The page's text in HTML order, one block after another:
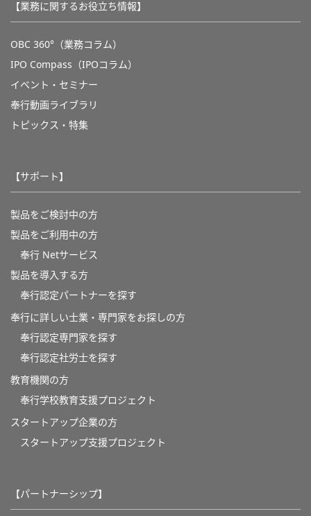
【業務に関するお役立ち情報】
OBC 360°（業務コラム）
IPO Compass（IPOコラム）
イベント・セミナー
奉行動画ライブラリ
トピックス・特集
【サポート】
製品をご検討中の方
製品をご利用中の方
奉行 Netサービス
製品を導入する方
奉行認定パートナーを探す
奉行に詳しい士業・専門家をお探しの方
奉行認定専門家を探す
奉行認定社労士を探す
教育機関の方
奉⾏学校教育⽀援プロジェクト
スタートアップ企業の方
スタートアップ支援プロジェクト
【パートナーシップ】